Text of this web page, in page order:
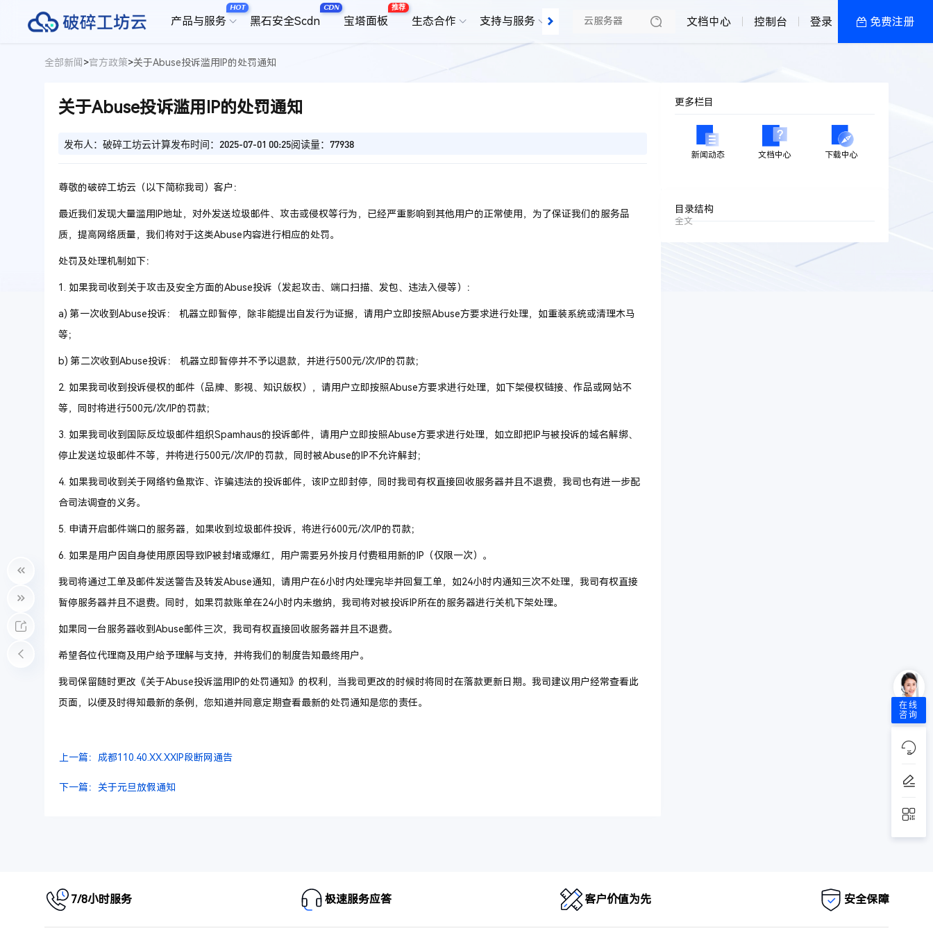
产品与服务
HOT
黑石安全Scdn
CDN
宝塔面板
推荐
生态合作 支持与服务 了解我们
加盟政策
湖北襄阳 · 电信
文档中心 控制台 登录 免费注册
全部新闻 >官方政策>关于Abuse投诉滥用IP的处罚通知
关于Abuse投诉滥用IP的处罚通知
发布人：破碎工坊云计算发布时间：2025-07-01 00:25阅读量：77938
尊敬的破碎工坊云（以下简称我司）客户：
最近我们发现大量滥用 IP地址，对外发送垃圾邮件、攻击或侵权等行为，已经严重影响到其他用户的正常使用，为了保证我们的服务品
质，提高网络质量，我们将对于这类Abuse内容进行相应的处罚。
处罚及处理机制如下：
1. 如果我司收到关于攻击及安全方面的Abuse投诉（发起攻击、端口扫描、发包、违法入侵等）：
a) 第一次收到Abuse投诉： 机器立即暂停，除非能提出自发行为证据，请用户立即按照Abuse方要求进行处理，如重装系统或清理木马
等；
b) 第二次收到Abuse投诉： 机器立即暂停并不予以退款 ，并进行500元/次/IP的罚款；
2. 如果我司收到投诉侵权的邮件（品牌、影视、知识版权），请用户立即按照Abuse方要求进行处理，如下架侵权链接、作品或网站不
等，同时将进行500元/次/IP的罚款；
3. 如果我司收到国际反垃圾邮件组织Spamhaus的投诉邮件，请用户立即按照Abuse方要求进行处理，如立即把 IP与被投诉的域名解绑、
停止发送垃圾邮件不等，并将进行500元/次/IP的罚款，同时被Abuse的 IP不允许解封；
4. 如果我司收到关于网络钓鱼欺诈、诈骗违法的投诉邮件，该IP立即封停，同时我司有权直接回收服务器并且不退费，我司也有进一步配
合司法调查的义务。
5. 申请开启邮件端口的服务器，如果收到垃圾邮件投诉，将进行600元/次/IP的罚款；
6. 如果是用户因自身使用原因导致IP被封堵或爆红，用户需要另外按月付费租用新的IP（仅限一次）。
我司将通过工单及邮件发送警告及转发Abuse通知，请用户在6小时内处理完毕并回复工单，如24小时内通知三次不处理，我司有权直接
暂停服务器并且不退费。同时，如果罚款账单在24小时内未缴纳，我司将对被投诉IP所在的服务器进行关机下架处理。
如果同一台服务器收到Abuse邮件三次，我司有权直接回收服务器并且不退费。
希望各位代理商及用户给予理解与支持，并将我们的制度告知最终用户。
我司保留随时更改《关于Abuse投诉滥用IP的处罚通知》的权利，当我司更改的时候时将同时在落款更新日期。我司建议用户经常查看此
页面，以便及时得知最新的条例，您知道并同意定期查看最新的处罚通知是您的责任。
上一篇：成都110.40.XX.XXIP段断网通告
下一篇：关于元旦放假通知
更多栏目
新闻动态 文档中心 下载中心
目录结构
全文
7/8小时服务 极速服务应答 客户价值为先 安全保障
在线
咨询